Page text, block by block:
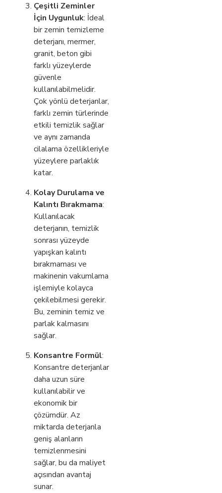
Çeşitli Zeminler
İçin Uygunluk: İdeal
bir zemin temizleme
deterjanı, mermer,
granit, beton gibi
farklı yüzeylerde
güvenle
kullanılabilmelidir.
Çok yönlü deterjanlar,
farklı zemin türlerinde
etkili temizlik sağlar
ve aynı zamanda
cilalama özellikleriyle
yüzeylere parlaklık
katar.
Kolay Durulama ve
Kalıntı Bırakmama:
Kullanılacak
deterjanın, temizlik
sonrası yüzeyde
yapışkan kalıntı
bırakmaması ve
makinenin vakumlama
işlemiyle kolayca
çekilebilmesi gerekir.
Bu, zeminin temiz ve
parlak kalmasını
sağlar.
Konsantre Formül:
Konsantre deterjanlar
daha uzun süre
kullanılabilir ve
ekonomik bir
çözümdür. Az
miktarda deterjanla
geniş alanların
temizlenmesini
sağlar, bu da maliyet
açısından avantaj
sunar.